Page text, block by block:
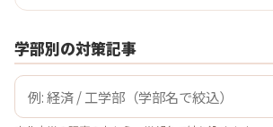
学部別の対策記事